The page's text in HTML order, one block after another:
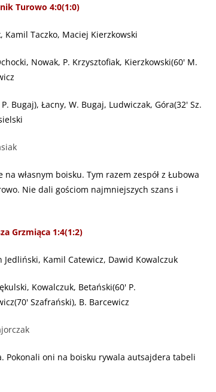
Turowo 4:0(1:0)
Kamil Taczko, Maciej Kierzkowski
Nowak, P. Krzysztofiak, Kierzkowski(60' M.
Bugaj), Łacny, W. Bugaj, Ludwiczak, Góra(32' Sz.
własnym boisku. Tym razem zespół z Łubowa
Nie dali gościom najmniejszych szans i
Grzmiąca 1:4(1:2)
Jedliński, Kamil Catewicz, Dawid Kowalczuk
Kowalczuk, Betański(60' P.
Szafrański), B. Barcewicz
Pokonali oni na boisku rywala autsajdera tabeli